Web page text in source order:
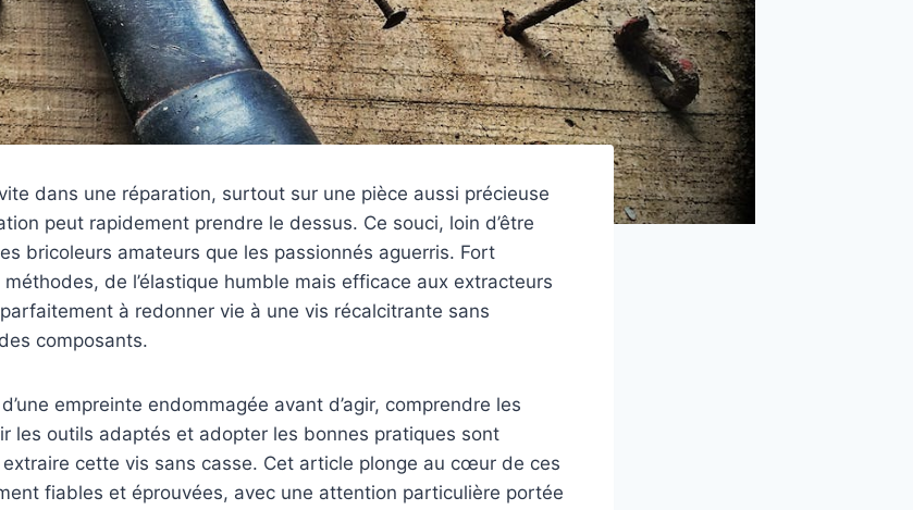
dans une réparation, surtout sur une pièce aussi précieuse
peut rapidement prendre le dessus. Ce souci, loin d’être
bricoleurs amateurs que les passionnés aguerris. Fort
de l’élastique humble mais efficace aux extracteurs
à redonner vie à une vis récalcitrante sans
composants.
empreinte endommagée avant d’agir, comprendre les
les outils adaptés et adopter les bonnes pratiques sont
cette vis sans casse. Cet article plonge au cœur de ces
fiables et éprouvées, avec une attention particulière portée